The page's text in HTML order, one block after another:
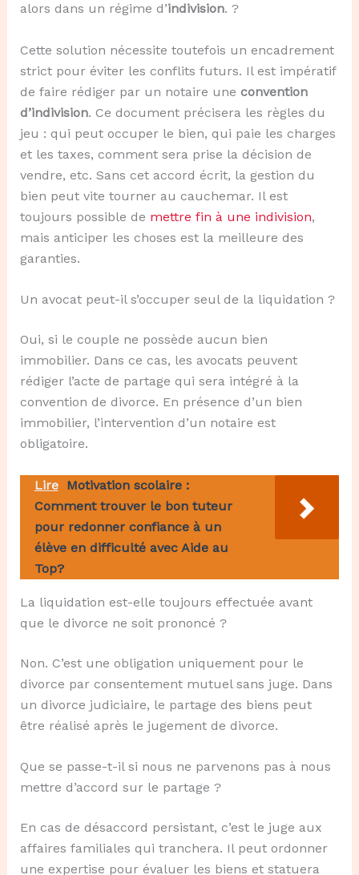
alors dans un régime d’indivision. ?
Cette solution nécessite toutefois un encadrement
strict pour éviter les conflits futurs. Il est impératif
de faire rédiger par un notaire une convention
d’indivision. Ce document précisera les règles du
jeu : qui peut occuper le bien, qui paie les charges
et les taxes, comment sera prise la décision de
vendre, etc. Sans cet accord écrit, la gestion du
bien peut vite tourner au cauchemar. Il est
toujours possible de mettre fin à une indivision,
mais anticiper les choses est la meilleure des
garanties.
Un avocat peut-il s’occuper seul de la liquidation ?
Oui, si le couple ne possède aucun bien
immobilier. Dans ce cas, les avocats peuvent
rédiger l’acte de partage qui sera intégré à la
convention de divorce. En présence d’un bien
immobilier, l’intervention d’un notaire est
obligatoire.
Lire Motivation scolaire :
Comment trouver le bon tuteur
pour redonner confiance à un
élève en difficulté avec Aide au
Top?
La liquidation est-elle toujours effectuée avant
que le divorce ne soit prononcé ?
Non. C’est une obligation uniquement pour le
divorce par consentement mutuel sans juge. Dans
un divorce judiciaire, le partage des biens peut
être réalisé après le jugement de divorce.
Que se passe-t-il si nous ne parvenons pas à nous
mettre d’accord sur le partage ?
En cas de désaccord persistant, c’est le juge aux
affaires familiales qui tranchera. Il peut ordonner
une expertise pour évaluer les biens et statuera